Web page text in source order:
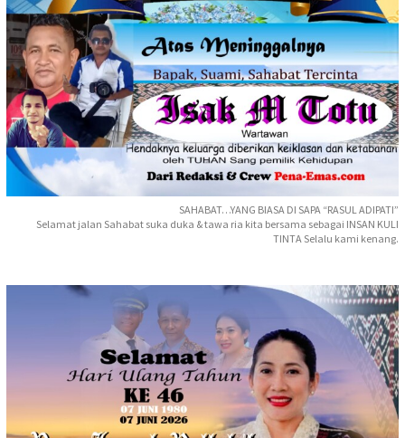
SAHABAT…YANG BIASA DI SAPA “RASUL ADIPATI”
Selamat jalan Sahabat suka duka & tawa ria kita bersama sebagai INSAN KULI
TINTA Selalu kami kenang.